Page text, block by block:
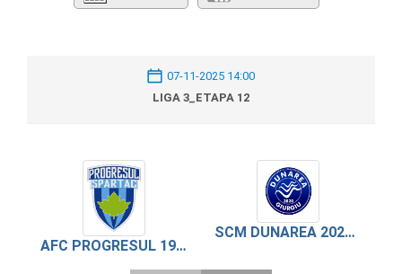
07-11-2025 14:00
LIGA 3_ETAPA 12
AFC PROGRESUL 1944 SPARTAC
SCM DUNAREA 2020 GIURGIU